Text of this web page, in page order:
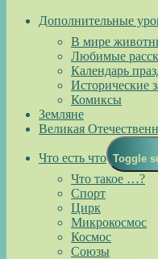
Дополнительные
В мире
Любимые
Календарь
Исторические
Комиксы
Земляне
Великая
Что есть что Toggle
Что такое …?
Спорт
Цирк
Микрокосмос
Космос
Союзы